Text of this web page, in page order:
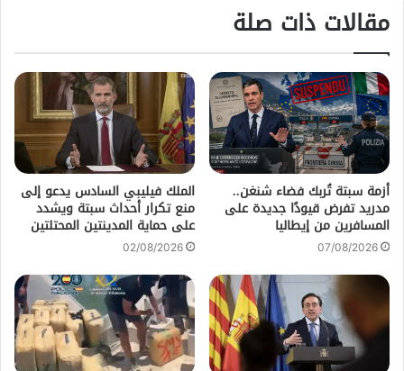
مقالات ذات صلة
أزمة سبتة تُربك فضاء شنغن..
مدريد تفرض قيودًا جديدة على
المسافرين من إيطاليا
07/08/2026
الملك فيليبي السادس يدعو إلى
منع تكرار أحداث سبتة ويشدد
على حماية المدينتين المحتلتين
02/08/2026